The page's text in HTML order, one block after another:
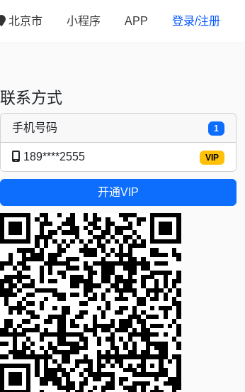
北京市 小程序 APP 登录/注册
联系方式
1
手机号码
VIP
189****2555
开通VIP